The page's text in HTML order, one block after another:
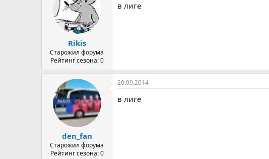
Rikis
Старожил форума
Рейтинг сезона: 0
в лиге
den_fan
Старожил форума
Рейтинг сезона: 0
20.09.2014
в лиге